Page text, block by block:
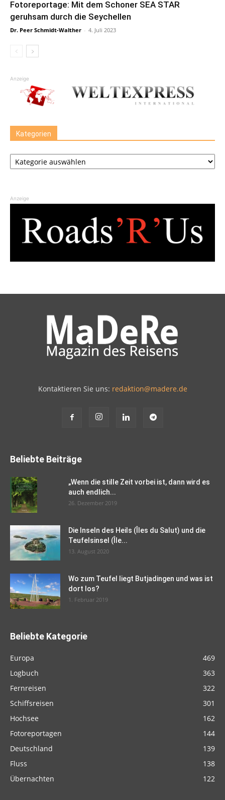
Fotoreportage: Mit dem Schoner SEA STAR
geruhsam durch die Seychellen
Dr. Peer Schmidt-Walther - 4. Juli 2023
Anzeige
Kategorien
Kategorien
Anzeige
Kontaktieren Sie uns: redaktion@madere.de
Beliebte Beiträge
„Wenn die stille Zeit vorbei ist, dann wird es
auch endlich...
26. Dezember 2019
Die Inseln des Heils (Îles du Salut) und die
Teufelsinsel (Île...
13. August 2020
Wo zum Teufel liegt Butjadingen und was ist
dort los?
1. Februar 2019
Beliebte Kategorie
Europa
469
Logbuch
363
Fernreisen
322
Schiffsreisen
301
Hochsee
162
Fotoreportagen
144
Deutschland
139
Fluss
138
Übernachten
122